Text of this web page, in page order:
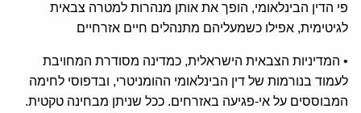
פי הדין הבינלאומי, הופך את אותן מנהרות למטרה צבאית
לגיטימית, אפילו כשמעליהם מתנהלים חיים אזרחיים
• המדיניות הצבאית הישראלית, כמדינה מסודרת המחויבת
לעמוד בנורמות של דין הבינלאומי ההומניטרי, ובדפוסי לחימה
המבוססים על אי-פגיעה באזרחים. ככל שניתן מבחינה טקטית.